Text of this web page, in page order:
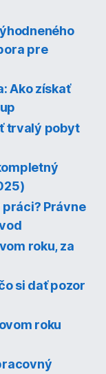
pre
Ako získať
trvalý pobyt
Právne
roku, za
si dať pozor
roku